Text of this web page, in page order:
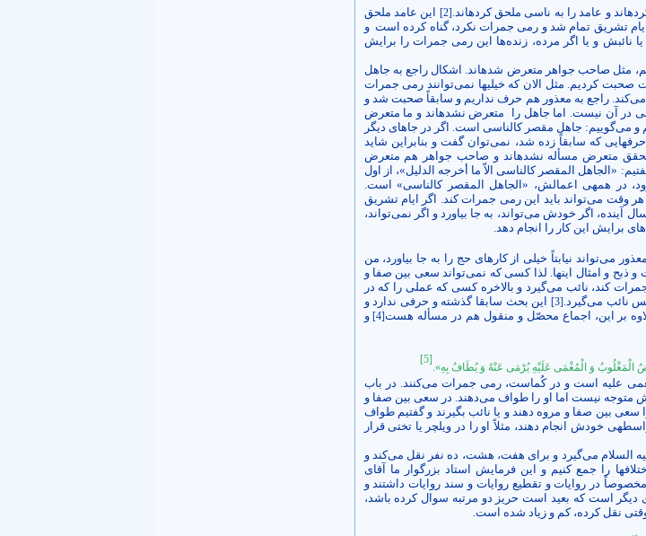
و عامد را به ناسی ملحق کرده­اند.[2] این عامد ملحق
تشریق تمام شد و رمی جمرات نکرد، گناه کرده است و
نائبش و یا اگر مرده‌، زنده‌ها این رمی جمرات را برایش
هم، مثل صاحب جواهر متعرض شده­اند. اشکال راجع به جاهل
کردیم. مثل الان که خیلی­ها نمی‌توانند رمی جمرات
راجع به معذور هم حرف نداریم و سابقاً صحبت شد و
در آن نیست. اما جاهل را
متعرض نشده­اند و ما متعرض
می‌گوییم: جاهل مقصر کالناسی است. اگر در جاهای دیگر
که سابقاً زده شد، نمی‌توان گفت و بنابراین شاید
متعرض مسأله نشده­اند و صاحب جواهر هم متعرض
«الجاهل المقصر کالناسی الاّ ما أخرجه الدلیل»، از اول
در همه­ی اعمالش، «الجاهل المقصر کالناسی» است.
وقت می‌تواند باید این رمی جمرات کند. اگر ایام تشریق
آینده، اگر خودش می‌تواند، به جا بیاورد و اگر نمی‌تواند،
برایش این کار را انجام دهد.
می‌تواند نیابتاً خیلی از کارهای حج را به جا بیاورد، من
و امثال اینها. لذا کسی که نمی‌تواند سعی بین صفا و
کند، نائب می‌گیرد و بالاخره کسی که عملی را که در
نائب می‌گیرد.[3] این بحث سابقا گذشته و حرفی ندارد و
بر این­، اجماع محصّل و منقول هم در مسأله هست[4]و
الْمَغْلُوبُ وَ الْمُغْمَى عَلَيْهِ يُرْمَى عَنْهُ وَ يُطَافُ بِهِ».
[5]
علیه است و در کُماست، رمی جمرات می‌کنند. در باب
نیست اما او را طواف می‌دهند. در سعی بین صفا و
بین صفا و مروه دهند و یا نائب بگیرند و گفتیم طواف
خودش انجام دهند، مثلاً او را در ویلچر یا تختی قرار
السلام می‌گیرد و برای هفت، هشت، ده نفر نقل می‌کند و
را جمع کنیم و این فرمایش استاد بزرگوار ما آقای
در روایات و تقطیع روایات و سند روایات داشتند و
است که بعید است حریز دو مرتبه سوال کرده باشد،
نقل کرده، کم و زیاد شده است.